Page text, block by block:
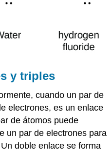
y triples
cuando un par de
electrones, es un enlace
de átomos puede
un par de electrones para
doble enlace se forma